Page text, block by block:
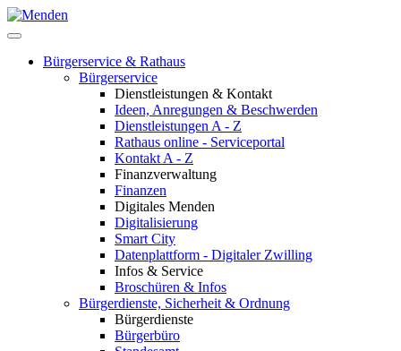
Bürgerservice & Rathaus
Bürgerservice
Dienstleistungen & Kontakt
Ideen, Anregungen & Beschwerden
Dienstleistungen A - Z
Rathaus online - Serviceportal
Kontakt A - Z
Finanzverwaltung
Finanzen
Digitales Menden
Digitalisierung
Smart City
Datenplattform - Digitaler Zwilling
Infos & Service
Broschüren & Infos
Bürgerdienste, Sicherheit & Ordnung
Bürgerdienste
Bürgerbüro